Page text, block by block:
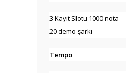
3 Kayıt Slotu 1000 nota
20 demo şarkı
Tempo